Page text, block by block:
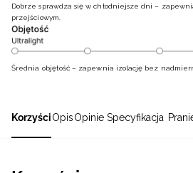
KorzyściOpisOpinie Specyfikacja
Dobrze sprawdza się w chłodniejsze dni –
przejściowym.
Średnia objętość – zapewnia izolację bez